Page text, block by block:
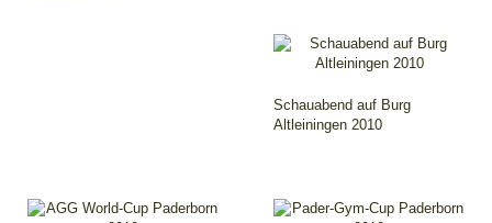
Schauabend auf Burg
Altleiningen 2010